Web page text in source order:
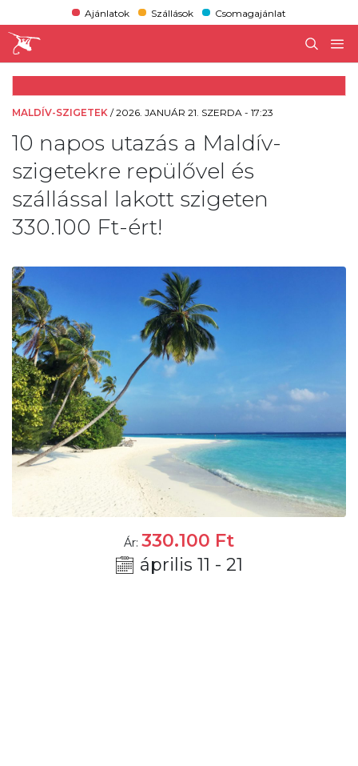
Ajánlatok Szállások Csomagajánlat
MALDÍV-SZIGETEK /2026. JANUÁR 21. SZERDA - 17:23
10 napos utazás a Maldív-
szigetekre repülővel és
szállással lakott szigeten
330.100 Ft-ért!
Ár: 330.100 Ft
április 11 - 21